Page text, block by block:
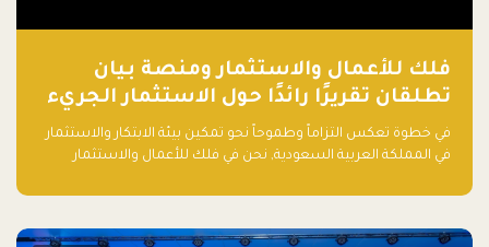
فلك للأعمال والاستثمار ومنصة بيان
تطلقان تقريرًا رائدًا حول الاستثمار الجريء
في الذكاء الاصطناعي بالمملكة العربية
السعودية
في خطوة تعكس التزاماً وطموحاً نحو تمكين بيئة الابتكار والاستثمار
في المملكة العربية السعودية, نحن في فلك للأعمال والاستثمار
الذكاء الاصطناعي: خارطة الطريق للمستثمرين ورواد الأعمال في